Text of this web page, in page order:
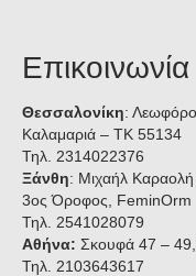
Νήματα
ΑΙΣΘΗΤΙΚΕΣ
Μαστός
Επικοινωνία
Θεσσαλονίκη:
Καλαμαριά – ΤΚ 55134
Τηλ. 2314022376
Ξάνθη: Μιχαήλ Καραολή
3ος Όροφος, FeminOrm
Τηλ. 2541028079
Αθήνα: Σκουφά 47 –
Τηλ. 2103643617